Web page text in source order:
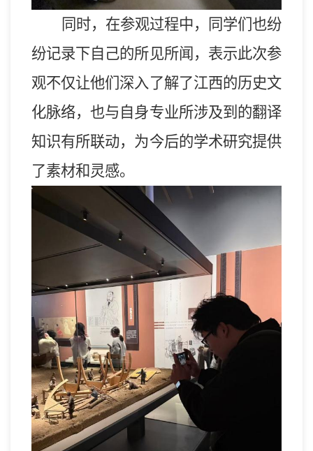
同时，在参观过程中， 同学们 也纷
纷记录下自己的所见所闻， 表示此次参
观不仅让他们 深入了解了江西的历史文
化脉络，也与自身专业所涉及到的翻译
知识有所联动，为今后的学术研究提供
了素材和灵感。